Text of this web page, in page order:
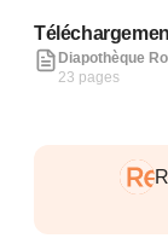
Diapothèque
23 pages